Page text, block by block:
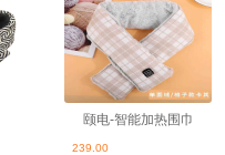
颐电-智能加热围巾
239.00